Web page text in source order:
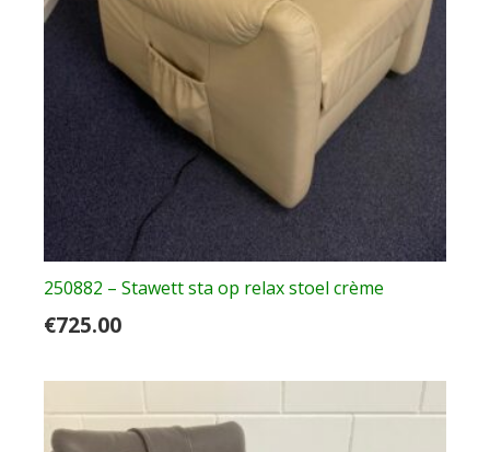
250882 – Stawett sta op relax stoel crème
€725.00